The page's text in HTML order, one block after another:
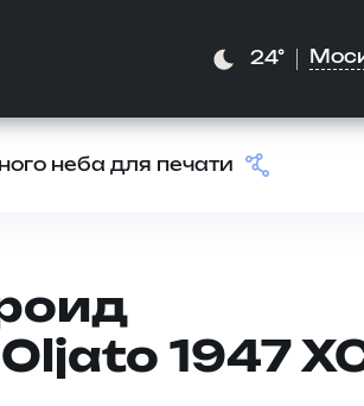
24°
неба для печати
1947